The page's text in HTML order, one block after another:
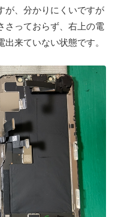
が、分かりにくいですが
さっておらず、右上の電
来ていない状態です。